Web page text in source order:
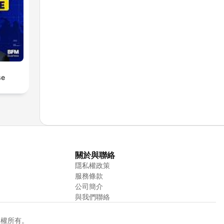
關於與聯絡
隱私權政策
服務條款
公司簡介
與我們聯絡
所有。